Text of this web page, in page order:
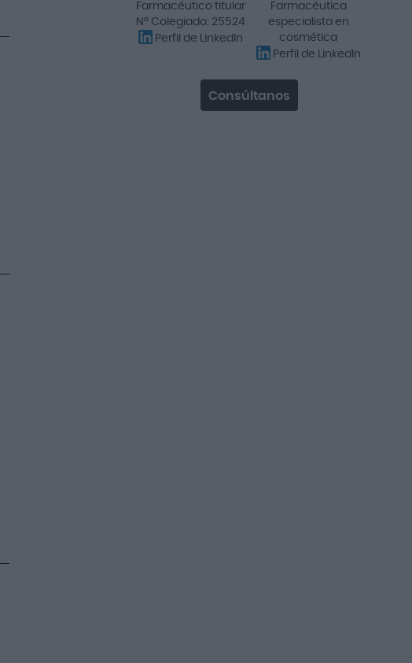
-15%
Farmacéutico titular
Nº Colegiado: 25524
Perfil de LinkedIn
Farmacéutica
especialista en
cosmética
Perfil de LinkedIn
Consúltanos